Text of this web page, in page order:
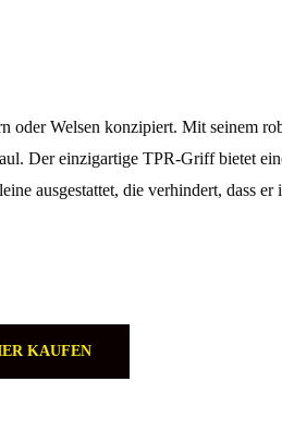
Welsen konzipiert. Mit seinem
Der einzigartige TPR-Griff bietet
ausgestattet, die verhindert, dass
KAUFEN